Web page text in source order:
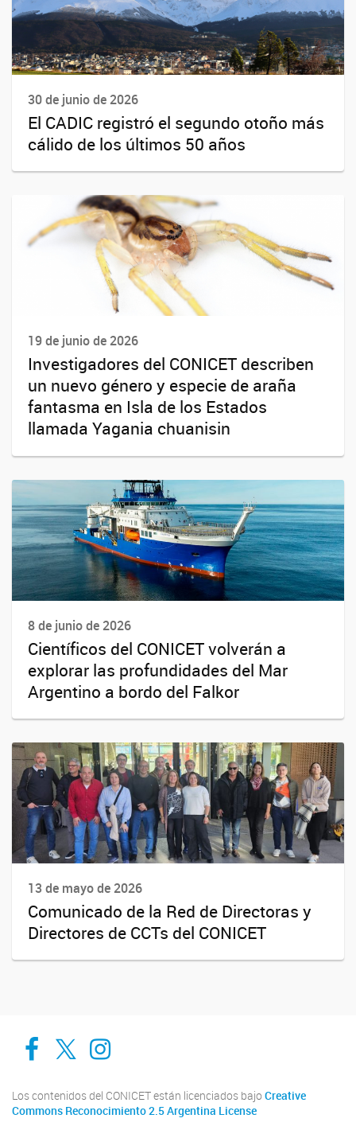
30 de junio de 2026
El CADIC registró el segundo otoño más
cálido de los últimos 50 años
19 de junio de 2026
Investigadores del CONICET describen
un nuevo género y especie de araña
fantasma en Isla de los Estados
llamada Yagania chuanisin
8 de junio de 2026
Científicos del CONICET volverán a
explorar las profundidades del Mar
Argentino a bordo del Falkor
13 de mayo de 2026
Comunicado de la Red de Directoras y
Directores de CCTs del CONICET
Cadic en RedCADIC Ushuaia
Cadic en Red
Los contenidos del CONICET están licenciados bajo Creative
Commons Reconocimiento 2.5 Argentina License